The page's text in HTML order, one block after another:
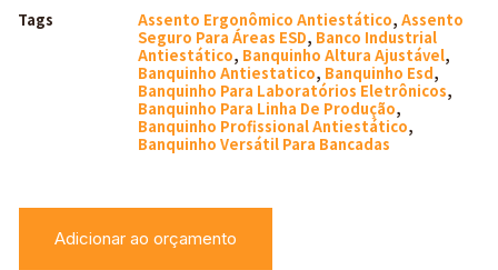
Tags Assento Ergonômico Antiestático, Assento
Seguro Para Áreas ESD, Banco Industrial
Antiestático, Banquinho Altura Ajustável,
Banquinho Antiestatico, Banquinho Esd,
Banquinho Para Laboratórios Eletrônicos,
Banquinho Para Linha De Produção,
Banquinho Profissional Antiestático,
Banquinho Versátil Para Bancadas
Adicionar ao orçamento